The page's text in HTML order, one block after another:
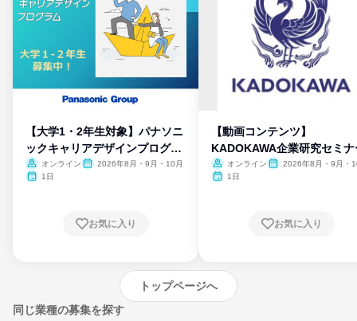
【大学1・2年生対象】パナソニ
ックキャリアデザインプログラ
ム
オンライン
2026年8月・9月・10月
1日
お気に入り
【動画コンテンツ】
KADOKAWA企業研究セミナ
オンライン
2026年8月・9月・
1日
お気に入り
トップページへ
同じ業種の募集を探す